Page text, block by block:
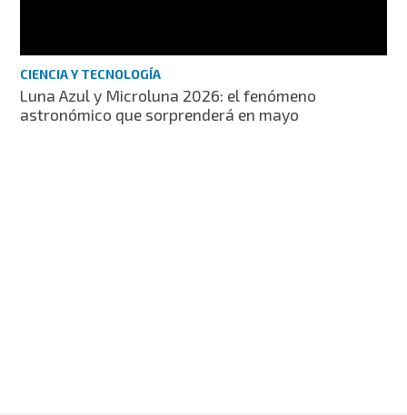
CIENCIA Y TECNOLOGÍA
Luna Azul y Microluna 2026: el fenómeno
astronómico que sorprenderá en mayo